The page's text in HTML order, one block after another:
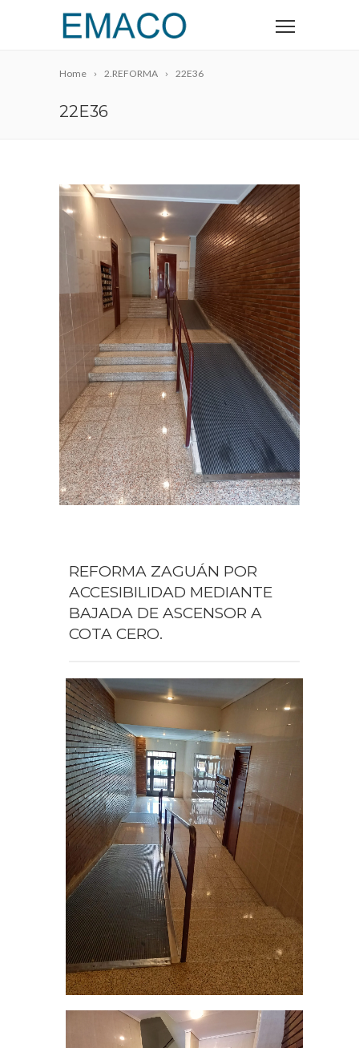
Home 2.REFORMA 22E36
22E36
REFORMA ZAGUÁN POR
ACCESIBILIDAD MEDIANTE
BAJADA DE ASCENSOR A
COTA CERO.